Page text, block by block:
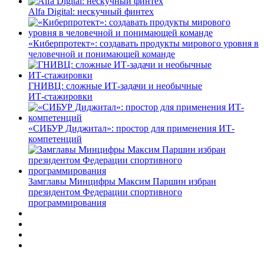
Alfa Digital: нескучный финтех
«Киберпротект»: создавать продукты мирового уровня в
человечной и понимающей команде
ГНИВЦ: сложные ИТ‑задачи и необычные
ИТ‑стажировки
«СИБУР Диджитал»: простор для применения ИТ-
компетенций
Замглавы Минцифры Максим Паршин избран
президентом Федерации спортивного
программирования